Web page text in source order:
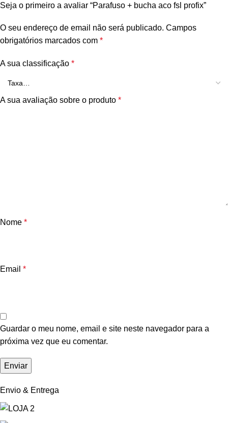
Seja o primeiro a avaliar “Parafuso + bucha aco fsl profix”
O seu endereço de email não será publicado. Campos
obrigatórios marcados com *
A sua classificação *
A sua avaliação sobre o produto *
Nome *
Email *
Guardar o meu nome, email e site neste navegador para a
próxima vez que eu comentar.
Envio & Entrega